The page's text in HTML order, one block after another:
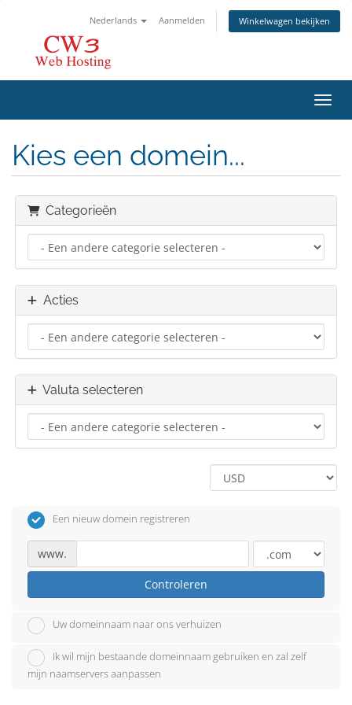
Nederlands Aanmelden Winkelwagen bekijken
Kies een domein...
Categorieën
Acties
Valuta selecteren
Een nieuw domein registreren
www.
Controleren
Uw domeinnaam naar ons verhuizen
Ik wil mijn bestaande domeinnaam gebruiken en zal zelf
mijn naamservers aanpassen